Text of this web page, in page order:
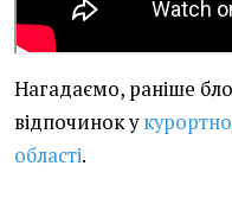
Нагадаємо, раніше
відпочинок у
області.